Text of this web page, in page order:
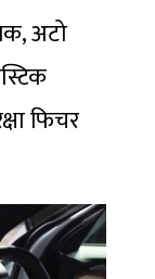
अटो
फिचर